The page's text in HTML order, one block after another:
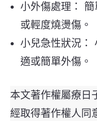
小外傷處理： 簡
或輕度燒燙傷。
小兒急性狀況：
適或簡單外傷。
本文著作權屬療日
經取得著作權人同